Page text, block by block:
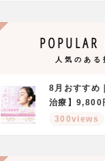
POPULAR
人気のある
8月おすすめ
治療】9,800
300views